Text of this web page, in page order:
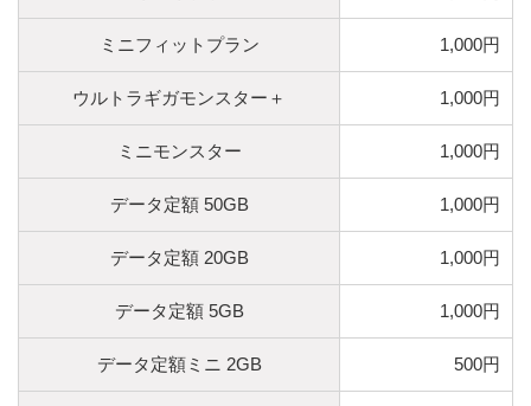
ミニフィットプラン 1,000円
ウルトラギガモンスター＋ 1,000円
ミニモンスター 1,000円
データ定額 50GB 1,000円
データ定額 20GB 1,000円
データ定額 5GB 1,000円
データ定額ミニ 2GB 500円